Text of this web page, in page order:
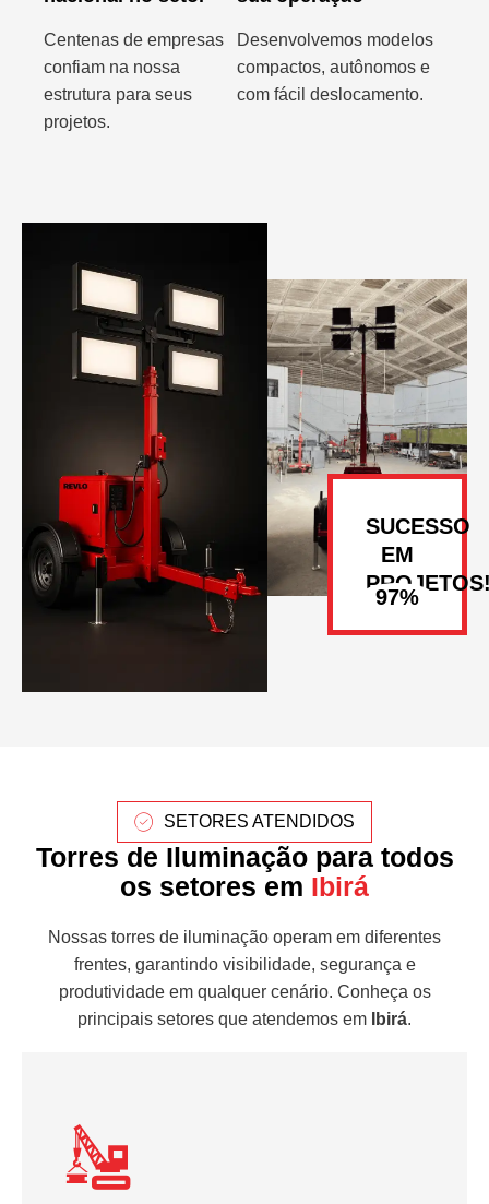
SUCESSO
EM
Centenas de empresas
confiam na nossa
estrutura para seus
projetos.
Desenvolvemos modelos
compactos, autônomos e
com fácil deslocamento.
SETORES ATENDIDOS
Torres de Iluminação para todos
os setores em Ibirá
Nossas torres de iluminação operam em diferentes
frentes, garantindo visibilidade, segurança e
produtividade em qualquer cenário. Conheça os
principais setores que atendemos em
Ibirá.